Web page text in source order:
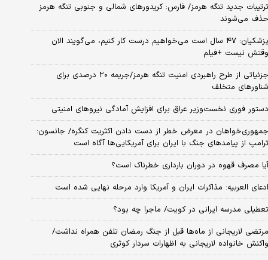
ترتیبات جدید تنگه هرمز/ فارس: کریدورهای شمالی و جنوبی تنگه هرمز
حذف می‌شوند
پزشکیان: ۴۷ سال است می‌خواهیم درست کار کنیم، می‌گویند الان
وقتش نیست +فیلم
جزئیاتی از طرح راهبردی امنیت تنگه هرمز/جریمه ۲۰ درصدی برای
شناورهای متخلف
دستور فوری نخست‌وزیر عراق برای افزایش آمادگی نیروهای امنیتی
جمهوری‌خواهان در معرض خطر از دست دادن اکثریت کنگره/ جانسون:
ترامپ از پیامدهای جنگ با ایران برای آمریکایی‌ها آگاه است
آیا مصرف قهوه در دوران بارداری خطرناک است؟
ادعای العربیه: مذاکرات ایران و آمریکا وارد مرحله نهایی شده است
تعطیلی مدرسه ایرانی در کویت/ ماجرا چه بود؟
مرتضی لاریجانی از ماه‌ها قبل از جنگ رمضان تلفن همراه نداشت/
واکنش خانواده لاریجانی به اظهارات سردار کوثری